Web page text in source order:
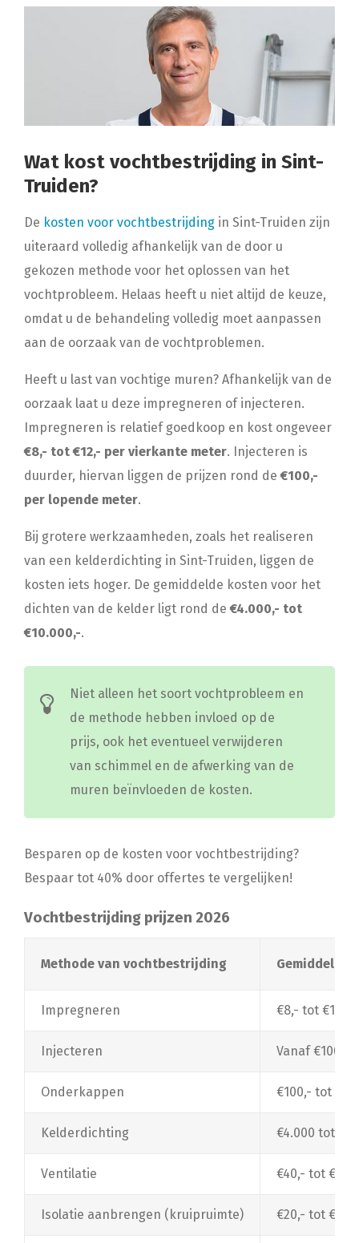
Wat kost vochtbestrijding in Sint-
Truiden?
De kosten voor vochtbestrijding in Sint-Truiden zijn
uiteraard volledig afhankelijk van de door u
gekozen methode voor het oplossen van het
vochtprobleem. Helaas heeft u niet altijd de keuze,
omdat u de behandeling volledig moet aanpassen
aan de oorzaak van de vochtproblemen.
Heeft u last van vochtige muren? Afhankelijk van de
oorzaak laat u deze impregneren of injecteren.
Impregneren is relatief goedkoop en kost ongeveer
€8,- tot €12,- per vierkante meter. Injecteren is
duurder, hiervan liggen de prijzen rond de€100,-
per lopende meter.
Bij grotere werkzaamheden, zoals het realiseren
van een kelderdichting in Sint-Truiden, liggen de
kosten iets hoger. De gemiddelde kosten voor het
dichten van de kelder ligt rond de€4.000,- tot
€10.000,-.
Niet alleen het soort vochtprobleem en
de methode hebben invloed op de
prijs, ook het eventueel verwijderen
van schimmel en de afwerking van de
muren beïnvloeden de kosten.
Besparen op de kosten voor vochtbestrijding?
Bespaar tot 40% door offertes te vergelijken!
Vochtbestrijding prijzen 2026
Methode van vochtbestrijding Gemiddelde
Impregneren €8,- tot €12,-
Injecteren Vanaf €100,-
Onderkappen €100,- tot
Kelderdichting €4.000 tot
Ventilatie €40,- tot
Isolatie aanbrengen (kruipruimte) €20,- tot